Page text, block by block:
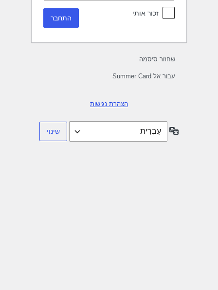
זכור אותי
שחזור סיסמה
עבור אל Summer Card
הצהרת נגישות
שפה